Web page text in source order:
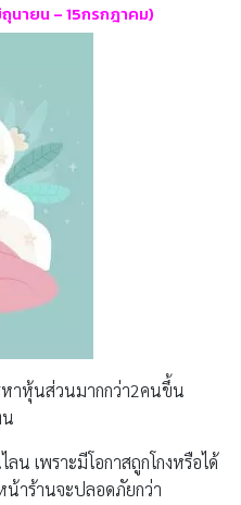
นายน – 15กรกฎาคม)
หาหุ้นส่วนมากกว่า2คนขึ้น
น
น เพราะมีโอกาสถูกโกงหรือได้
าร้านจะปลอดภัยกว่า